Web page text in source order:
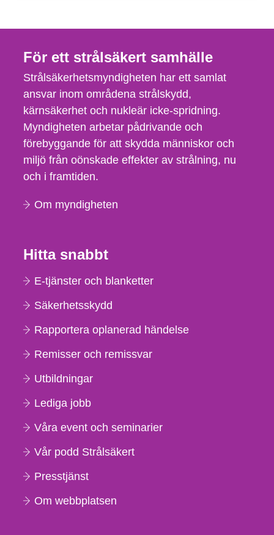
För ett strålsäkert samhälle
Strålsäkerhetsmyndigheten har ett samlat
ansvar inom områdena strålskydd,
kärnsäkerhet och nukleär icke-spridning.
Myndigheten arbetar pådrivande och
förebyggande för att skydda människor och
miljö från oönskade effekter av strålning, nu
och i framtiden.
Om myndigheten
Hitta snabbt
E-tjänster och blanketter
Säkerhetsskydd
Rapportera oplanerad händelse
Remisser och remissvar
Utbildningar
Lediga jobb
Våra event och seminarier
Vår podd Strålsäkert
Presstjänst
Om webbplatsen